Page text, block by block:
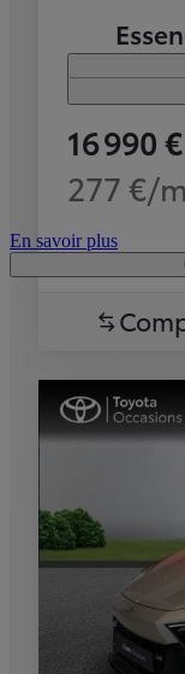
16 990 €
277 €/
En savoir plus